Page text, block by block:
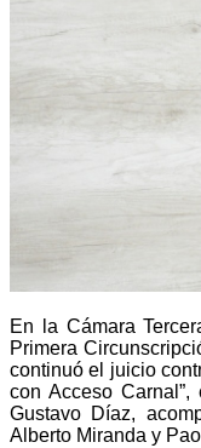
En la Cámara
Primera
continuó el juicio
con Acceso
Gustavo Díaz,
Alberto Miranda y